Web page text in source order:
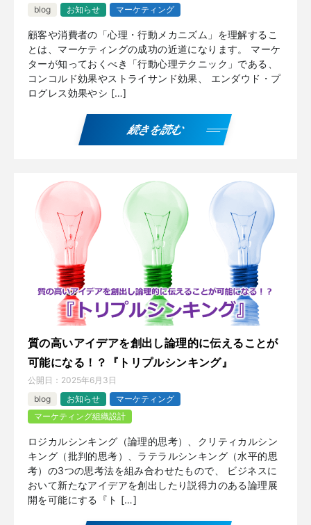
blog
お知らせ マーケティング
顧客や消費者の「心理・行動メカニズム」を理解するこ
とは、マーケティングの成功の近道になります。 マーケ
ターが知っておくべき「行動心理テクニック」である、
コンコルド効果やストライサンド効果、 エンダウド・プ
ログレス効果やシ […]
続きを読む
質の高いアイデアを創出し論理的に伝えることが
可能になる！？『トリプルシンキング』
公開日： 2025年6月3日
blog
お知らせ
マーケティング
マーケティング組織設計
ロジカルシンキング（論理的思考）、クリティカルシン
キング（批判的思考）、ラテラルシンキング（水平的思
考）の3つの思考法を組み合わせたもので、 ビジネスに
おいて新たなアイデアを創出したり説得力のある論理展
開を可能にする『ト […]